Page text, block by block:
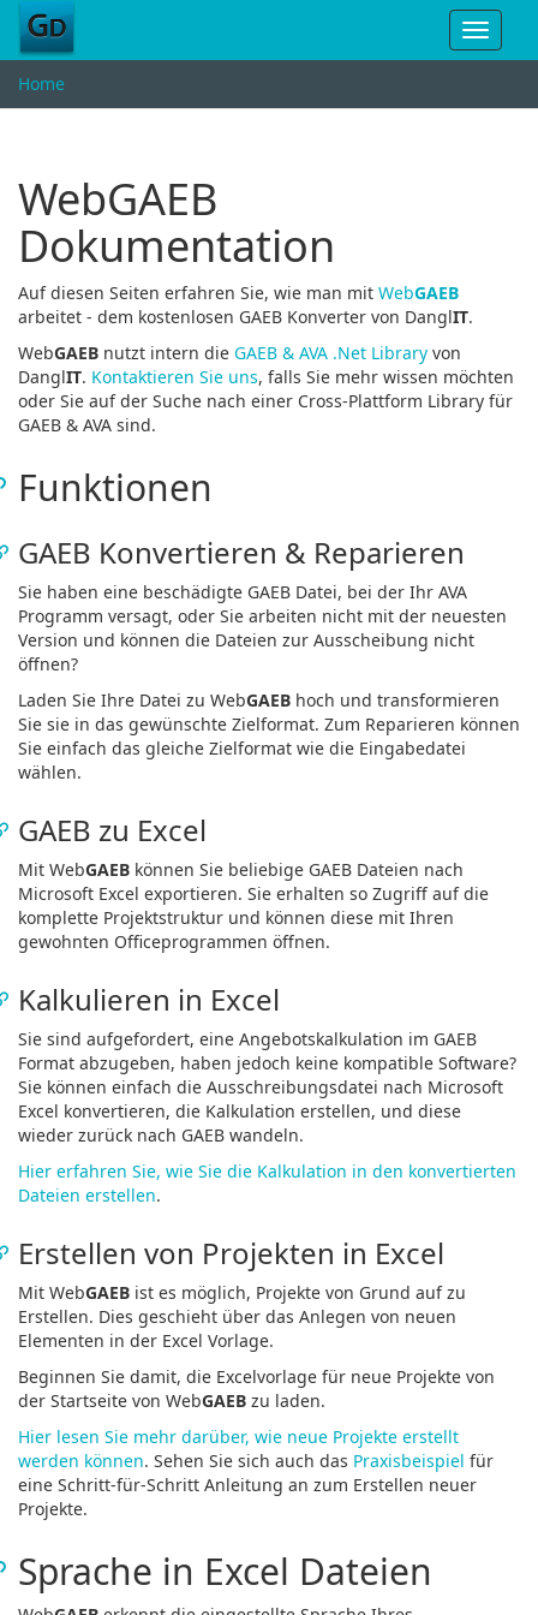
Toggle
Home
WebGAEB
Dokumentation
Auf diesen Seiten erfahren Sie, wie man mit WebGAEB
arbeitet - dem kostenlosen GAEB Konverter von DanglIT.
WebGAEB nutzt intern die GAEB & AVA .Net Library von
DanglIT. Kontaktieren Sie uns, falls Sie mehr wissen möchten
oder Sie auf der Suche nach einer Cross-Plattform Library für
GAEB & AVA sind.
Funktionen
GAEB Konvertieren & Reparieren
Sie haben eine beschädigte GAEB Datei, bei der Ihr AVA
Programm versagt, oder Sie arbeiten nicht mit der neuesten
Version und können die Dateien zur Ausscheibung nicht
öffnen?
Laden Sie Ihre Datei zu WebGAEB hoch und transformieren
Sie sie in das gewünschte Zielformat. Zum Reparieren können
Sie einfach das gleiche Zielformat wie die Eingabedatei
wählen.
GAEB zu Excel
Mit WebGAEB können Sie beliebige GAEB Dateien nach
Microsoft Excel exportieren. Sie erhalten so Zugriff auf die
komplette Projektstruktur und können diese mit Ihren
gewohnten Officeprogrammen öffnen.
Kalkulieren in Excel
Sie sind aufgefordert, eine Angebotskalkulation im GAEB
Format abzugeben, haben jedoch keine kompatible Software?
Sie können einfach die Ausschreibungsdatei nach Microsoft
Excel konvertieren, die Kalkulation erstellen, und diese
wieder zurück nach GAEB wandeln.
Hier erfahren Sie, wie Sie die Kalkulation in den konvertierten
Dateien erstellen.
Erstellen von Projekten in Excel
Mit WebGAEB ist es möglich, Projekte von Grund auf zu
Erstellen. Dies geschieht über das Anlegen von neuen
Elementen in der Excel Vorlage.
Beginnen Sie damit, die Excelvorlage für neue Projekte von
der Startseite von WebGAEB zu laden.
Hier lesen Sie mehr darüber, wie neue Projekte erstellt
werden können. Sehen Sie sich auch das Praxisbeispiel für
eine Schritt-für-Schritt Anleitung an zum Erstellen neuer
Projekte.
Sprache in Excel Dateien